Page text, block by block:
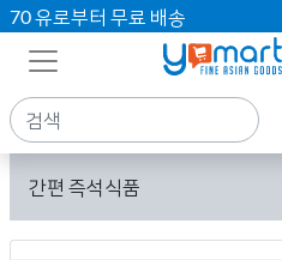
70 유로부터 무료 배송
간편 즉석식품